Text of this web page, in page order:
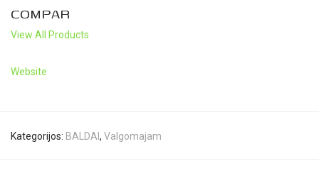
COMPAR
View All Products
Website
Kategorijos: BALDAI , Valgomajam